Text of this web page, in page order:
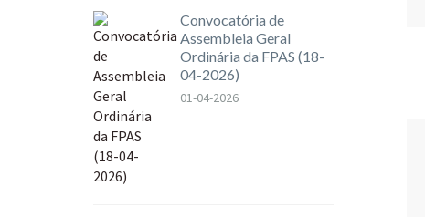
Convocatória de
Assembleia Geral
Ordinária da FPAS (18-
04-2026)
01-04-2026